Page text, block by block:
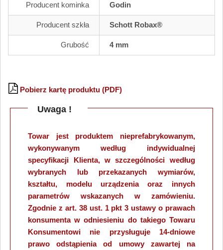
Producent kominka Godin
Producent szkła Schott Robax®
Grubość 4 mm
Pobierz kartę produktu (PDF)
Uwaga !
Towar jest produktem nieprefabrykowanym,
wykonywanym według indywidualnej
specyfikacji Klienta, w szczególności według
wybranych lub przekazanych wymiarów,
kształtu, modelu urządzenia oraz innych
parametrów wskazanych w zamówieniu.
Zgodnie z art. 38 ust. 1 pkt 3 ustawy o prawach
konsumenta w odniesieniu do takiego Towaru
Konsumentowi nie przysługuje 14-dniowe
prawo odstąpienia od umowy zawartej na